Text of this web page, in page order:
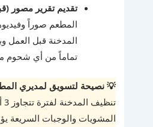
تقديم تقرير مصور
المطعم صوراً
المدخنة قبل العمل
تماماً من أي شحوم
💡 نصيحة لتسويق لمديري
المشويات والوجبات السريعة